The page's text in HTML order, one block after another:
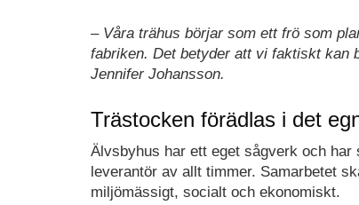
– Våra trähus börjar som ett frö som
fabriken. Det betyder att vi faktiskt kan
Jennifer Johansson.
Trästocken förädlas i det
Älvsbyhus har ett eget sågverk och
leverantör av allt timmer. Samarbetet
miljömässigt, socialt och ekonomiskt.